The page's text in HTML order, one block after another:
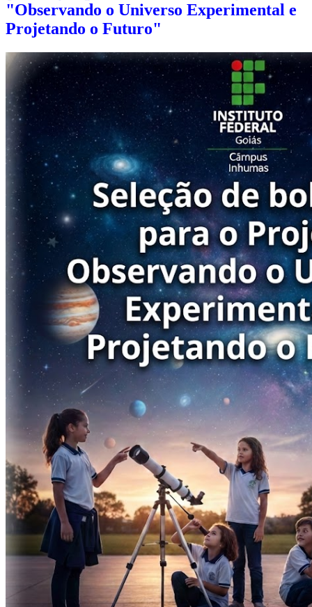
"Observando o Universo Experimental e
Projetando o Futuro​​​​​​​"